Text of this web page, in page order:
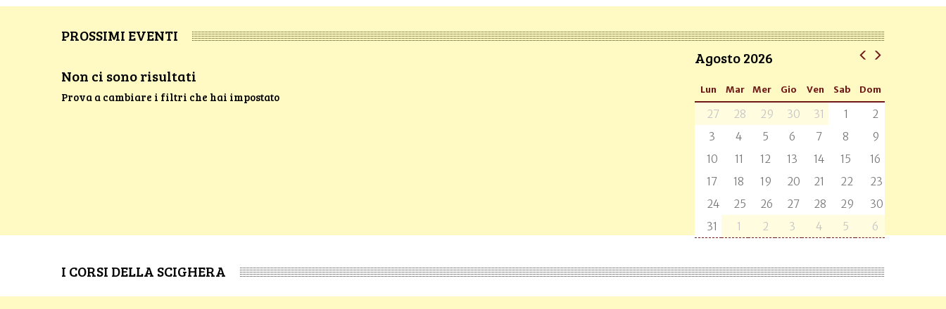
PROSSIMI EVENTI
Non ci sono risultati
Prova a cambiare i filtri che hai impostato
Agosto 2026
Lun Mar Mer Gio Ven Sab Dom
27 28 29 30 31 1
2
3
4 5 6 7 8
9
10
11 12 13 14 15
16
17
18 19 20 21 22
23
24
25 26 27 28 29
30
31
1 2 3 4 5 6
I CORSI DELLA SCIGHERA